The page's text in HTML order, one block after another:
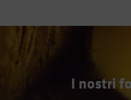
I nostri